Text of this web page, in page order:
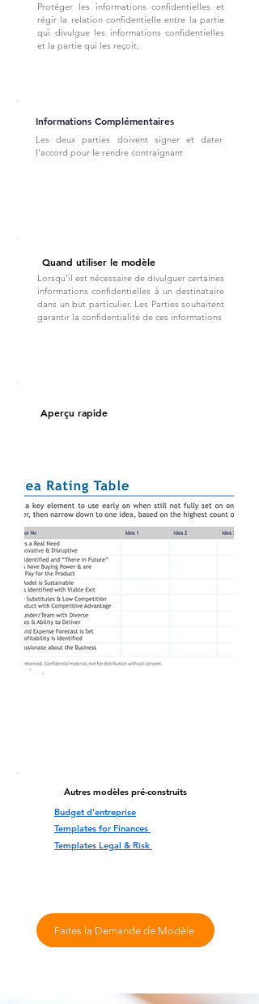
Protéger les informations confidentielles et
régir la relation confidentielle entre la partie
qui divulgue les informations confidentielles
et la partie qui les reçoit.
Informations Complémentaires
Les deux parties doivent signer et dater
l'accord pour le rendre contraignant
Quand utiliser le modèle
Lorsqu'il est nécessaire de divulguer certaines
informations confidentielles à un destinataire
dans un but particulier. Les Parties souhaitent
garantir la confidentialité de ces informations
Aperçu rapide
Autres modèles pré-construits
Budget d'entreprise
Templates for Finances
Templates Legal & Risk
Faites la Demande de Modèle